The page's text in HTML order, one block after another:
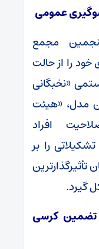
مجمع
را از حالت
«نخبگانی
مدل، «هیئت
افراد
را بر
گیرد.
تضمین کرسی